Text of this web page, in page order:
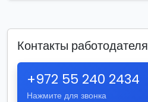
Контакты работодателя
+972 55 240 2434
Нажмите для звонка